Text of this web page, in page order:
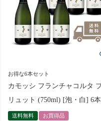
お得な6本セット
カモッシ フランチャコルタ
リュット (750ml) [泡・白] 6本
送料無料 お買得品